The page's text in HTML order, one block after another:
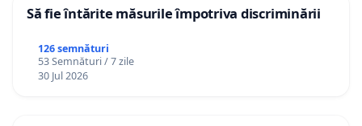
Să fie întărite măsurile împotriva discriminării
126 semnături
53 Semnături / 7 zile
30 Jul 2026